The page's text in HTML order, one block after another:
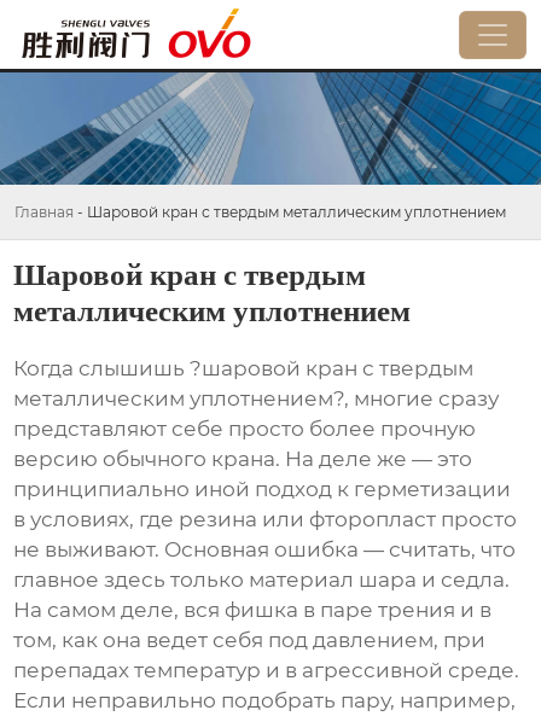
Главная - Шаровой кран с твердым металлическим уплотнением
Шаровой кран с твердым
металлическим уплотнением
Когда слышишь ?шаровой кран с твердым
металлическим уплотнением?, многие сразу
представляют себе просто более прочную
версию обычного крана. На деле же — это
принципиально иной подход к герметизации
в условиях, где резина или фторопласт просто
не выживают. Основная ошибка — считать, что
главное здесь только материал шара и седла.
На самом деле, вся фишка в паре трения и в
том, как она ведет себя под давлением, при
перепадах температур и в агрессивной среде.
Если неправильно подобрать пару, например,